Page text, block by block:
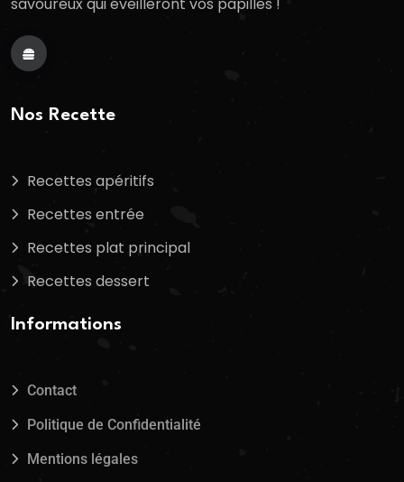
savoureux qui éveilleront vos papilles !
Nos Recette
Recettes apéritifs
Recettes entrée
Recettes plat principal
Recettes dessert
Informations
Contact
Politique de Confidentialité
Mentions légales